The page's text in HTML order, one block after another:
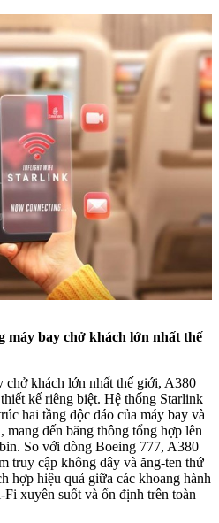
máy bay chở khách lớn nhất thế
khách lớn nhất thế giới, A380
kế riêng biệt. Hệ thống Starlink
hai tầng độc đáo của máy bay và
đến băng thông tổng hợp lên
So với dòng Boeing 777, A380
truy cập không dây và ăng-ten thứ
hợp hiệu quả giữa các khoang hành
xuyên suốt và ổn định trên toàn